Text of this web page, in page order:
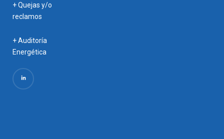
+ Quejas y/o
reclamos
+ Auditoría
Energética